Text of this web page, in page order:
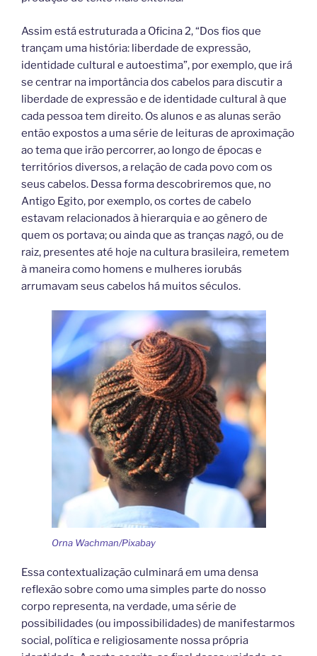
Assim está estruturada a Oficina 2, “Dos fios que
trançam uma história: liberdade de expressão,
identidade cultural e autoestima”, por exemplo, que irá
se centrar na importância dos cabelos para discutir a
liberdade de expressão e de identidade cultural à que
cada pessoa tem direito. Os alunos e as alunas serão
então expostos a uma série de leituras de aproximação
ao tema que irão percorrer, ao longo de épocas e
territórios diversos, a relação de cada povo com os
seus cabelos. Dessa forma descobriremos que, no
Antigo Egito, por exemplo, os cortes de cabelo
estavam relacionados à hierarquia e ao gênero de
quem os portava; ou ainda que as tranças nagô, ou de
raiz, presentes até hoje na cultura brasileira, remetem
à maneira como homens e mulheres iorubás
arrumavam seus cabelos há muitos séculos.
Orna Wachman/Pixabay
Essa contextualização culminará em uma densa
reflexão sobre como uma simples parte do nosso
corpo representa, na verdade, uma série de
possibilidades (ou impossibilidades) de manifestarmos
social, política e religiosamente nossa própria